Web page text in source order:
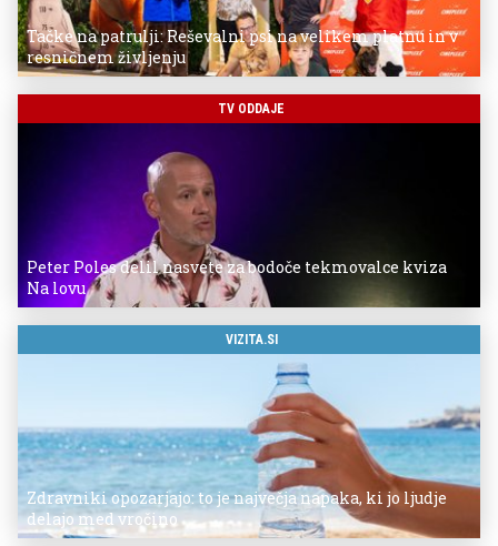
Tačke na patrulji: Reševalni psi na velikem platnu in v
resničnem življenju
TV ODDAJE
Peter Poles delil nasvete za bodoče tekmovalce kviza
Na lovu
VIZITA.SI
Zdravniki opozarjajo: to je največja napaka, ki jo ljudje
delajo med vročino